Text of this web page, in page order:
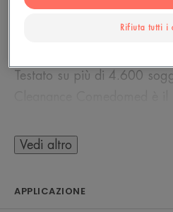
combatte le imperfezioni
microcomedoni, e svolge
Testato su più di 4.600
anni in su fino agli adulti
Vedi altro
APPLICAZIONE
Rifiuta tutti i